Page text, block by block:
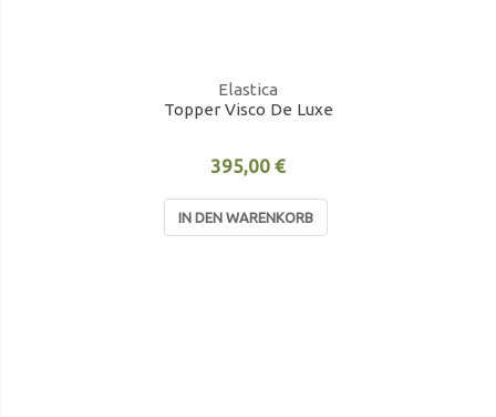
Elastica
Topper Visco De Luxe
395,00 €
IN DEN WARENKORB